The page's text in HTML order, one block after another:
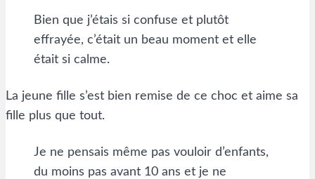
Bien que j’étais si confuse et plutôt
effrayée, c’était un beau moment et elle
était si calme.
La jeune fille s’est bien remise de ce choc et aime sa
fille plus que tout.
Je ne pensais même pas vouloir d’enfants,
du moins pas avant 10 ans et je ne